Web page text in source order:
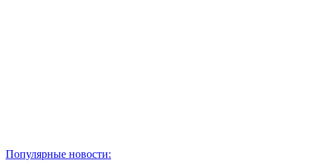
Популярные новости: